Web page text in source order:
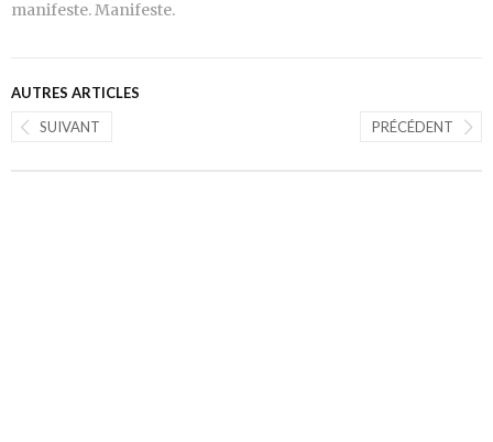
manifeste. Manifeste.
AUTRES ARTICLES
PRÉCÉDENT
SUIVANT